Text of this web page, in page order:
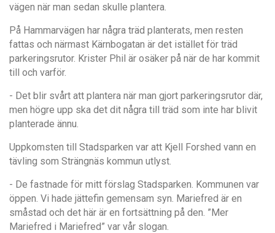
vägen när man sedan skulle plantera.
På Hammarvägen har några träd planterats, men resten
fattas och närmast Kärnbogatan är det istället för träd
parkeringsrutor. Krister Phil är osäker på när de har kommit
till och varför.
- Det blir svårt att plantera när man gjort parkeringsrutor där,
men högre upp ska det dit några till träd som inte har blivit
planterade ännu.
Uppkomsten till Stadsparken var att Kjell Forshed vann en
tävling som Strängnäs kommun utlyst.
- De fastnade för mitt förslag Stadsparken. Kommunen var
öppen. Vi hade jättefin gemensam syn. Mariefred är en
småstad och det här är en fortsättning på den. ”Mer
Mariefred i Mariefred” var vår slogan.